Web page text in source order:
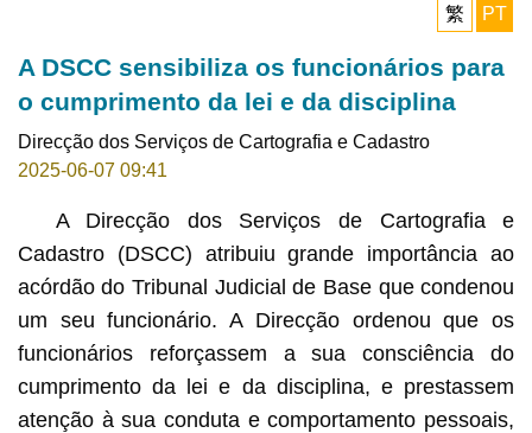
繁
PT
A DSCC sensibiliza os funcionários para
o cumprimento da lei e da disciplina
Direcção dos Serviços de Cartografia e Cadastro
2025-06-07 09:41
A Direcção dos Serviços de Cartografia e
Cadastro (DSCC) atribuiu grande importância ao
acórdão do Tribunal Judicial de Base que condenou
um seu funcionário. A Direcção ordenou que os
funcionários reforçassem a sua consciência do
cumprimento da lei e da disciplina, e prestassem
atenção à sua conduta e comportamento pessoais,